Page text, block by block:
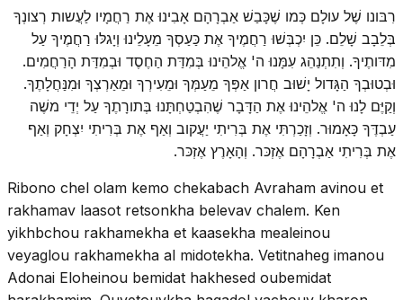
רִבּונו שֶׁל עולָם כְּמו שֶׁכָּבַשׁ אַבְרָהָם אָבִינוּ אֶת רַחֲמָיו לַעֲשות רְצונְךָ
בְּלֵבָב שָׁלֵם. כֵּן יִכְבְּשׁוּ רַחֲמֶיךָ אֶת כַּעַסְךָ מֵעָלֵינוּ וְיָגלּוּ רַחֲמֶיךָ עַל
מִדּותֶיךָ. וְתִתְנַהֵג עִמָּנוּ ה' אֱלהֵינוּ בְּמִדַּת הַחֶסֶד וּבְמִדַּת הָרַחֲמִים.
וּבְטוּבְךָ הַגָּדול יָשׁוּב חֲרון אַפְּךָ מֵעַמְּךָ וּמֵעִירְךָ וּמֵאַרְצְךָ וּמִנַּחֲלָתֶךָ.
וְקַיֶּם לָנוּ ה' אֱלהֵינוּ אֶת הַדָּבָר שֶׁהִבְטַחְתָּנוּ בְּתורָתֶךָ עַל יְדֵי משֶׁה
עַבְדֶּךָ כָּאָמוּר. וְזָכַרְתִּי אֶת בְּרִיתִי יַעֲקוב וְאַף אֶת בְּרִיתִי יִצְחָק וְאַף
אֶת בְּרִיתִי אַבְרָהָם אֶזְכּר. וְהָאָרֶץ אֶזְכּר.
Ribono chel olam kemo chekabach Avraham avinou et
rakhamav laasot retsonkha belevav chalem. Ken
yikhbchou rakhamekha et kaasekha mealeinou
veyaglou rakhamekha al midotekha. Vetitnaheg imanou
Adonai Eloheinou bemidat hakhesed oubemidat